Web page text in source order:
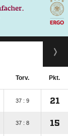
Torv. Pkt.
37 : 9 21
37 : 8 15